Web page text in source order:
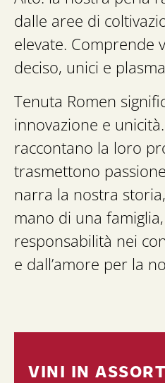
dalle aree di
elevate. Comprende
deciso, unici e
Tenuta Romen
innovazione e
raccontano la loro
trasmettono
narra la nostra
mano di una
responsabilità nei
e dall’amore per la
VINI IN